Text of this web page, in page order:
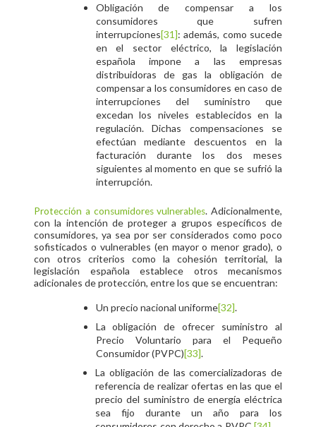
Obligación de compensar a los
consumidores que sufren
interrupciones[31]: además, como sucede
en el sector eléctrico, la legislación
española impone a las empresas
distribuidoras de gas la obligación de
compensar a los consumidores en caso de
interrupciones del suministro que
excedan los niveles establecidos en la
regulación. Dichas compensaciones se
efectúan mediante descuentos en la
facturación durante los dos meses
siguientes al momento en que se sufrió la
interrupción.
Protección a consumidores vulnerables. Adicionalmente,
con la intención de proteger a grupos específicos de
consumidores, ya sea por ser considerados como poco
sofisticados o vulnerables (en mayor o menor grado), o
con otros criterios como la cohesión territorial, la
legislación española establece otros mecanismos
adicionales de protección, entre los que se encuentran:
Un precio nacional uniforme[32].
La obligación de ofrecer suministro al
Precio Voluntario para el Pequeño
Consumidor (PVPC)[33].
La obligación de las comercializadoras de
referencia de realizar ofertas en las que el
precio del suministro de energía eléctrica
sea fijo durante un año para los